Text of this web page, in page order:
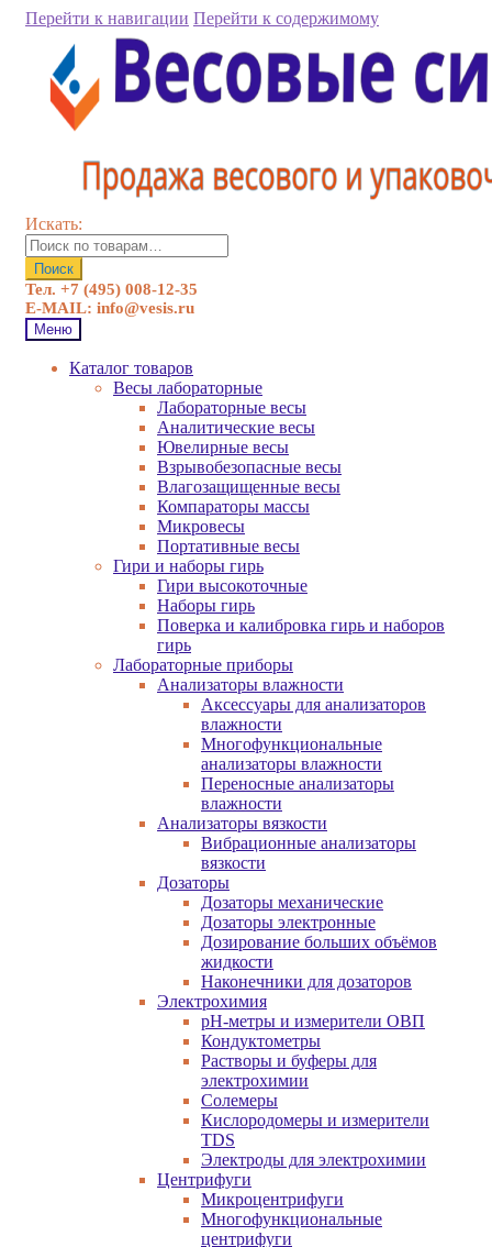
Перейти к навигации Перейти к содержимому
Искать:
Поиск
Тел. +7 (495) 008-12-35
E-MAIL: info@vesis.ru
Меню
Каталог товаров
Весы лабораторные
Лабораторные весы
Аналитические весы
Ювелирные весы
Взрывобезопасные весы
Влагозащищенные весы
Компараторы массы
Микровесы
Портативные весы
Гири и наборы гирь
Гири высокоточные
Наборы гирь
Поверка и калибровка гирь и наборов
гирь
Лабораторные приборы
Анализаторы влажности
Аксессуары для анализаторов
влажности
Многофункциональные
анализаторы влажности
Переносные анализаторы
влажности
Анализаторы вязкости
Вибрационные анализаторы
вязкости
Дозаторы
Дозаторы механические
Дозаторы электронные
Дозирование больших объёмов
жидкости
Наконечники для дозаторов
Электрохимия
pH-метры и измерители ОВП
Кондуктометры
Растворы и буферы для
электрохимии
Солемеры
Кислородомеры и измерители
TDS
Электроды для электрохимии
Центрифуги
Микроцентрифуги
Многофункциональные
центрифуги